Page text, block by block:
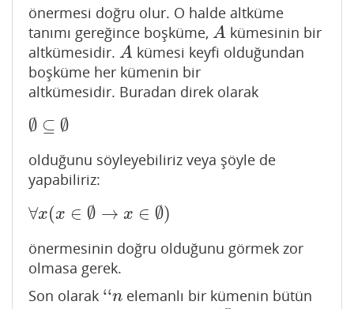
önermesi doğru olur. O halde altküme
tanımı gereğince boşküme, A
A kümesinin bir
altkümesidir. A
A kümesi keyfi olduğundan
boşküme her kümenin bir
altkümesidir. Buradan direk olarak
∅ ⊆ ∅
∅ ⊆ ∅
olduğunu söyleyebiliriz veya şöyle de
yapabiliriz:
∀x(x ∈ ∅ → x ∈ ∅)
∀x( x∈∅ →x ∈ ∅)
önermesinin doğru olduğunu görmek zor
olmasa gerek.
Son olarak ‘‘n
‘‘n elemanlı bir kümenin bütün